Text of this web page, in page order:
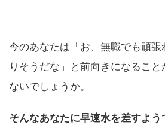
今のあなたは「お、無職でも頑
りそうだな」と前向きになるこ
ないでしょうか。
そんなあなたに早速水を差すよ